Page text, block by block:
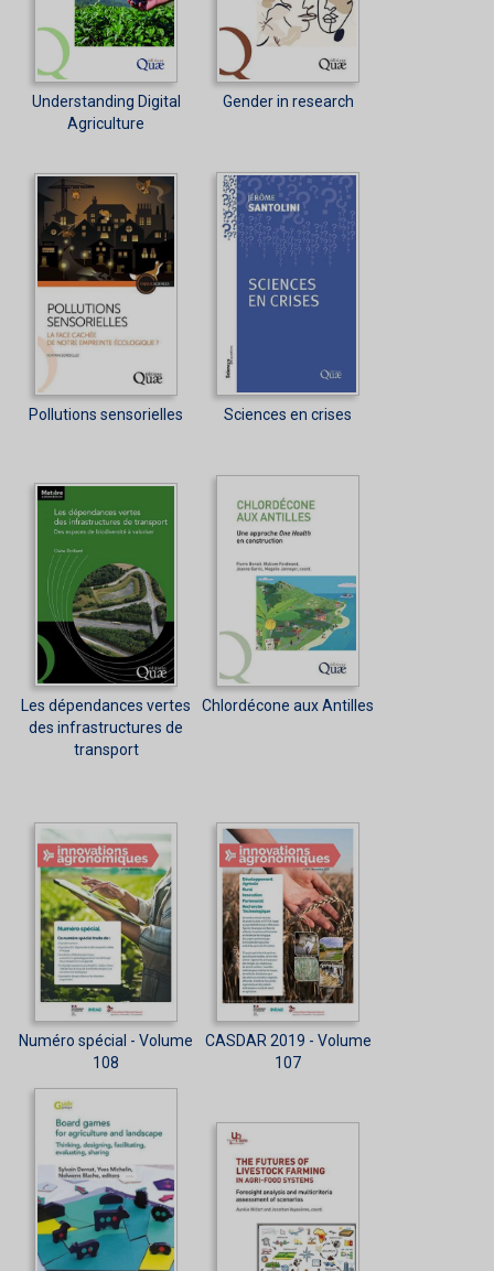
Understanding Digital
Agriculture
Gender in research
Pollutions sensorielles Sciences en crises
Les dépendances vertes
des infrastructures de
transport
Chlordécone aux Antilles
Numéro spécial - Volume
108
CASDAR 2019 - Volume
107